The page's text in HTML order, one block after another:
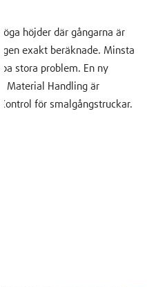
höjder där gångarna är
exakt beräknade. Minsta
stora problem. En ny
Material Handling är
för smalgångstruckar.